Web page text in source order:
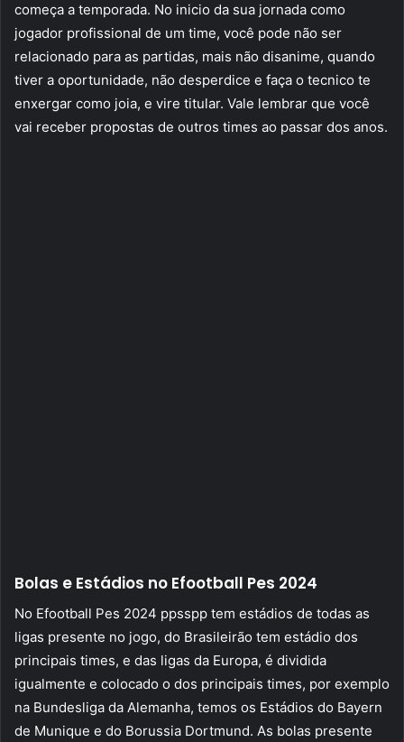
começa a temporada. No inicio da sua jornada como
jogador profissional de um time, você pode não ser
relacionado para as partidas, mais não disanime, quando
tiver a oportunidade, não desperdice e faça o tecnico te
enxergar como joia, e vire titular. Vale lembrar que você
vai receber propostas de outros times ao passar dos anos.
Bolas e Estádios no Efootball Pes 2024
No Efootball Pes 2024 ppsspp tem estádios de todas as
ligas presente no jogo, do Brasileirão tem estádio dos
principais times, e das ligas da Europa, é dividida
igualmente e colocado o dos principais times, por exemplo
na Bundesliga da Alemanha, temos os Estádios do Bayern
de Munique e do Borussia Dortmund. As bolas presente